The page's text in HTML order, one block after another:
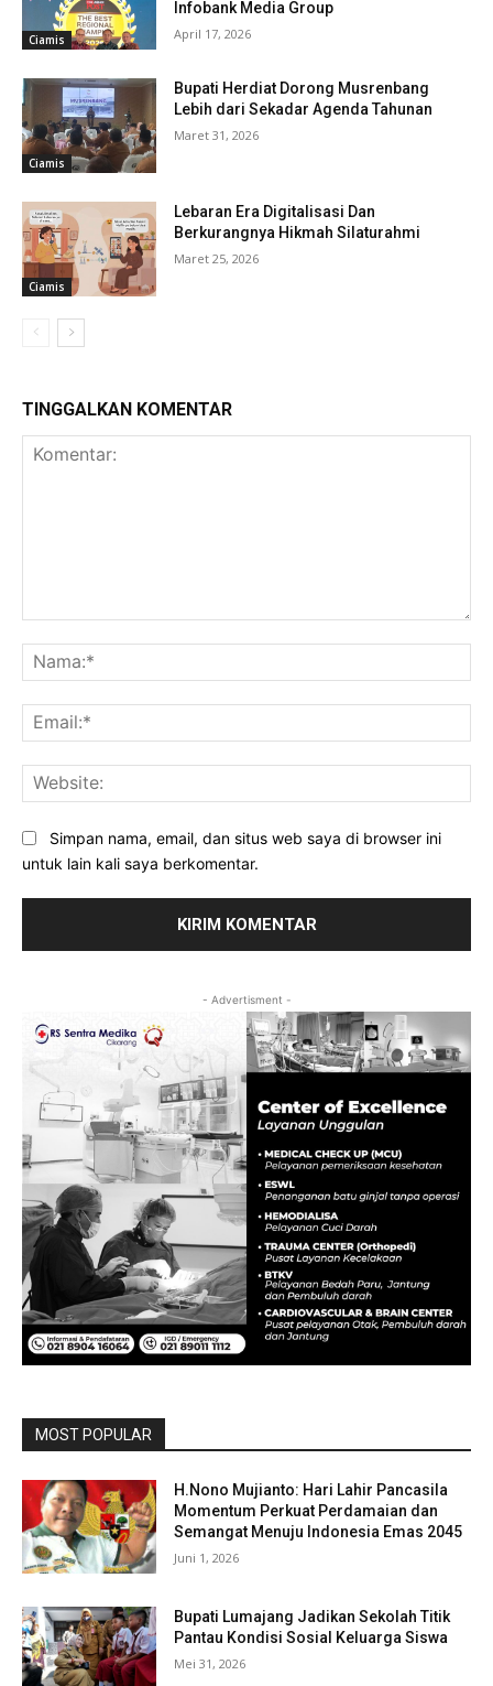
Ciamis
Infobank Media Group
April 17, 2026
Ciamis
Bupati Herdiat Dorong Musrenbang
Lebih dari Sekadar Agenda Tahunan
Maret 31, 2026
Ciamis
Lebaran Era Digitalisasi Dan
Berkurangnya Hikmah Silaturahmi
Maret 25, 2026
TINGGALKAN KOMENTAR
Simpan nama, email, dan situs web saya di browser ini
untuk lain kali saya berkomentar.
- Advertisment -
MOST POPULAR
H.Nono Mujianto: Hari Lahir Pancasila
Momentum Perkuat Perdamaian dan
Semangat Menuju Indonesia Emas 2045
Juni 1, 2026
Bupati Lumajang Jadikan Sekolah Titik
Pantau Kondisi Sosial Keluarga Siswa
Mei 31, 2026